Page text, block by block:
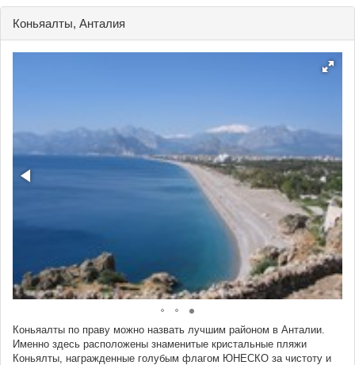
Коньяалты, Анталия
Коньяалты по праву можно назвать лучшим районом в Анталии.
Именно здесь расположены знаменитые кристальные пляжи
Коньялты, награжденные голубым флагом ЮНЕСКО за чистоту и